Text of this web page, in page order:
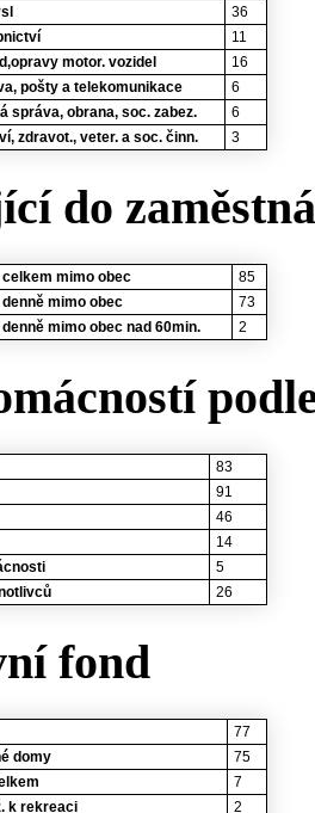
36
11
motor. vozidel
16
pošty a telekomunikace
6
správa, obrana, soc. zabez.
6
zdravot., veter. a soc. činn.
3
do
celkem mimo obec
85
denně mimo obec
73
denně mimo obec nad 60min.
2
83
91
46
14
5
26
fond
77
domy
75
7
k rekreaci
2